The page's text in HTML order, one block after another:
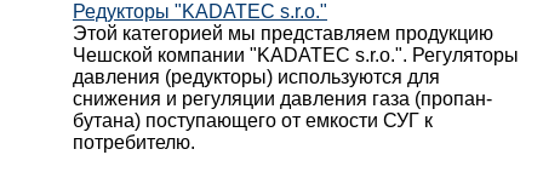
Редукторы "KADATEC s.r.o."
Этой категорией мы представляем продукцию
Чешской компании "KADATEC s.r.o.". Регуляторы
давления (редукторы) используются для
снижения и регуляции давления газа (пропан-
бутана) поступающего от емкости СУГ к
потребителю.